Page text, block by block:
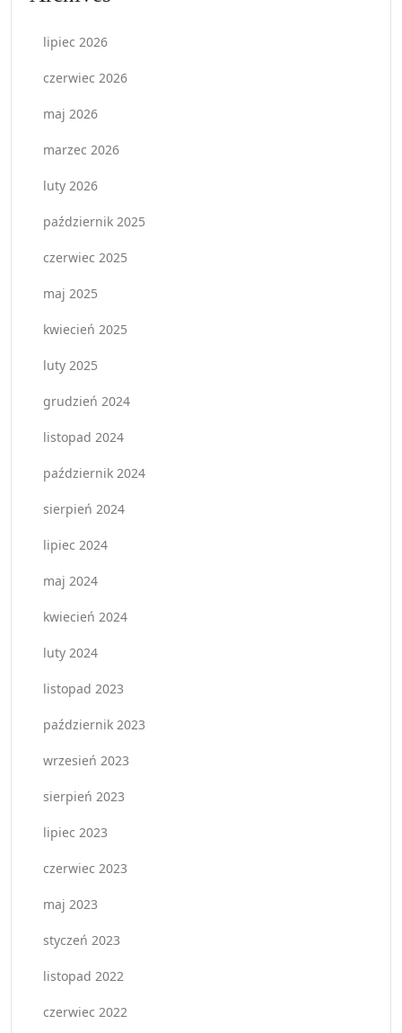
lipiec 2026
czerwiec 2026
maj 2026
marzec 2026
luty 2026
październik 2025
czerwiec 2025
maj 2025
kwiecień 2025
luty 2025
grudzień 2024
listopad 2024
październik 2024
sierpień 2024
lipiec 2024
maj 2024
kwiecień 2024
luty 2024
listopad 2023
październik 2023
wrzesień 2023
sierpień 2023
lipiec 2023
czerwiec 2023
maj 2023
styczeń 2023
listopad 2022
czerwiec 2022